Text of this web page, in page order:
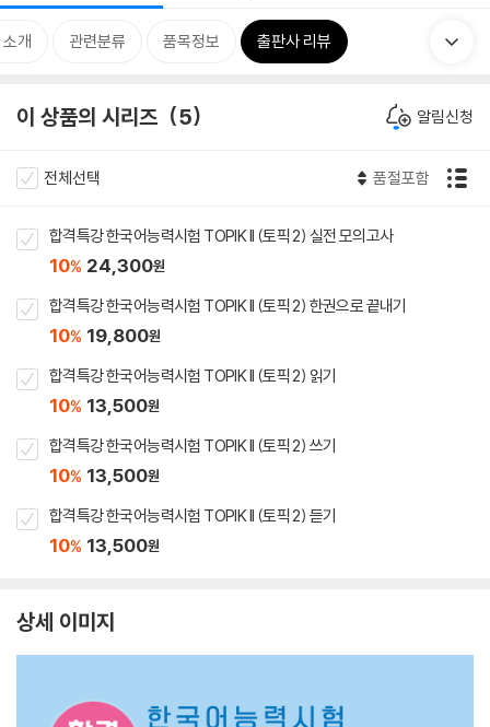
개 관련분류 품목정보 출판사 리뷰
이 상품의 시리즈 5 알림신청
전체선택 품절포함
합격특강 한국어능력시험 TOPIK II (토픽 2) 실전 모의고사
10% 24,300원
합격특강 한국어능력시험 TOPIK II (토픽 2) 한권으로 끝내기
10% 19,800원
합격특강 한국어능력시험 TOPIK II (토픽 2) 읽기
10% 13,500원
합격특강 한국어능력시험 TOPIK II (토픽 2) 쓰기
10% 13,500원
합격특강 한국어능력시험 TOPIK II (토픽 2) 듣기
10% 13,500원
상세 이미지